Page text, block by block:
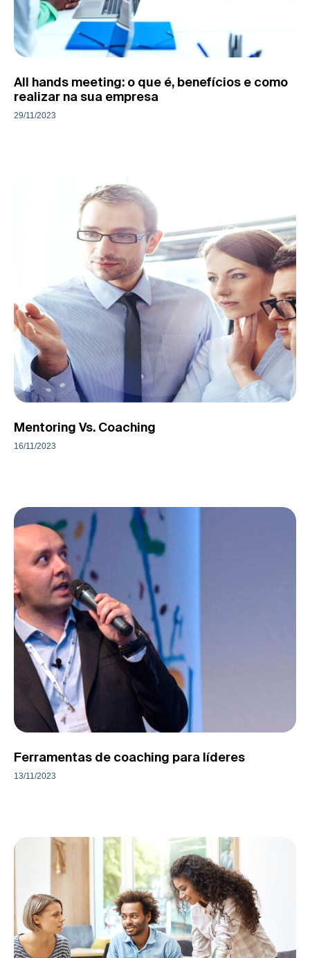
All hands meeting: o que é, benefícios e como
realizar na sua empresa
29/11/2023
Mentoring Vs. Coaching
16/11/2023
Ferramentas de coaching para líderes
13/11/2023